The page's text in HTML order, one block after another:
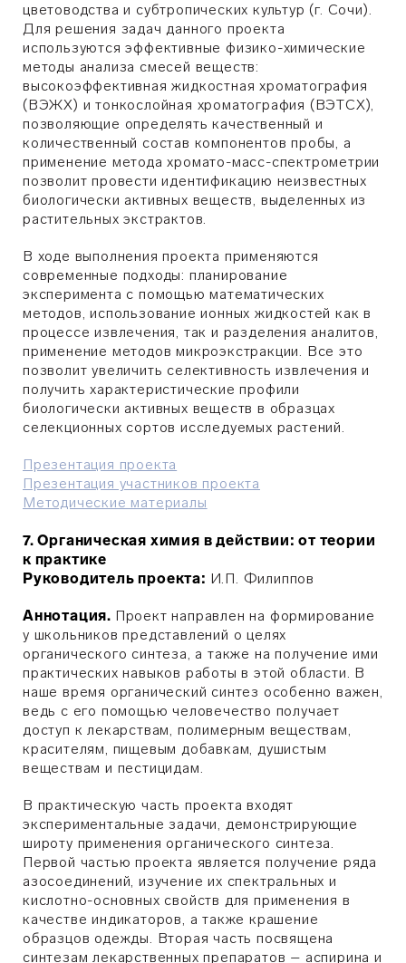
цветоводства и субтропических культур (г. Сочи).
Для решения задач данного проекта
используются эффективные физико-химические
методы анализа смесей веществ:
высокоэффективная жидкостная хроматография
(ВЭЖХ) и тонкослойная хроматография (ВЭТСХ),
позволяющие определять качественный и
количественный состав компонентов пробы, а
применение метода хромато-масс-спектрометрии
позволит провести идентификацию неизвестных
биологически активных веществ, выделенных из
растительных экстрактов.
В ходе выполнения проекта применяются
современные подходы: планирование
эксперимента с помощью математических
методов, использование ионных жидкостей как в
процессе извлечения, так и разделения аналитов,
применение методов микроэкстракции. Все это
позволит увеличить селективность извлечения и
получить характеристические профили
биологически активных веществ в образцах
селекционных сортов исследуемых растений.
Презентация проекта
Презентация участников проекта
Методические материалы
7. Органическая химия в действии: от теории
к практике
Руководитель проекта: И.П. Филиппов
Аннотация. Проект направлен на формирование
у школьников представлений о целях
органического синтеза, а также на получение ими
практических навыков работы в этой области. В
наше время органический синтез особенно важен,
ведь с его помощью человечество получает
доступ к лекарствам, полимерным веществам,
красителям, пищевым добавкам, душистым
веществам и пестицидам.
В практическую часть проекта входят
экспериментальные задачи, демонстрирующие
широту применения органического синтеза.
Первой частью проекта является получение ряда
азосоединений, изучение их спектральных и
кислотно-основных свойств для применения в
качестве индикаторов, а также крашение
образцов одежды. Вторая часть посвящена
синтезам лекарственных препаратов – аспирина и